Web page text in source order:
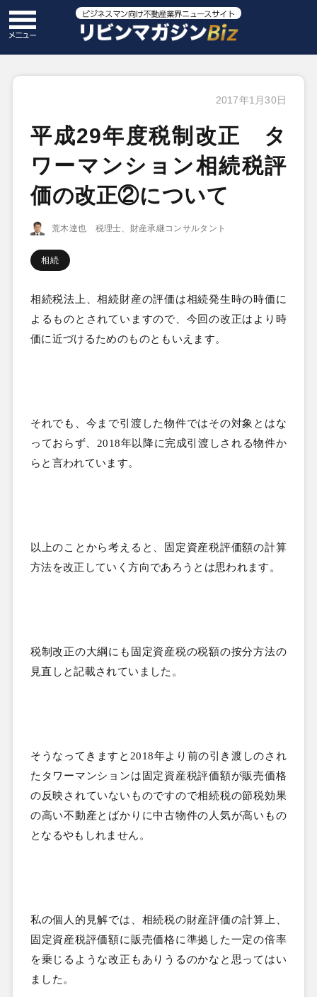
2017年1月30日
平成29年度税制改正 タ
ワーマンション相続税評
価の改正②について
荒木達也 税理士、財産承継コンサルタント
相続
相続税法上、相続財産の評価は相続発生時の時価に
よるものとされていますので、今回の改正はより時
価に近づけるためのものともいえます。
それでも、今まで引渡した物件ではその対象とはな
っておらず、 2018年以降に完成引渡しされる物件か
らと言われています。
以上のことから考えると、固定資産税評価額の計算
方法を改正していく方向であろうとは思われます。
税制改正の大綱にも固定資産税の税額の按分方法の
見直しと記載されていました。
そうなってきますと 2018年より前の引き渡しのされ
たタワーマンションは固定資産税評価額が販売価格
の反映されていないものですので相続税の節税効果
の高い不動産とばかりに中古物件の人気が高いもの
となるやもしれません。
私の個人的見解では、相続税の財産評価の計算上、
固定資産税評価額に販売価格に準拠した一定の倍率
を乗じるような改正もありうるのかなと思ってはい
ました。